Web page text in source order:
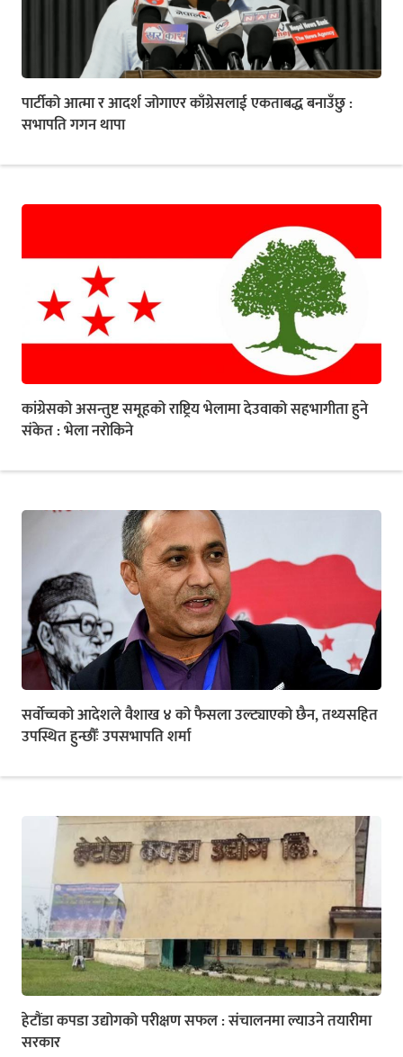
पार्टीको आत्मा र आदर्श जोगाएर काँग्रेसलाई एकताबद्ध बनाउँछु :
सभापति गगन थापा
कांग्रेसको असन्तुष्ट समूहको राष्ट्रिय भेलामा देउवाको सहभागीता हुने
संकेत : भेला नरोकिने
सर्वोच्चको आदेशले वैशाख ४ को फैसला उल्ट्याएको छैन, तथ्यसहित
उपस्थित हुन्छौँः उपसभापति शर्मा
हेटौंडा कपडा उद्योगको परीक्षण सफल : संचालनमा ल्याउने तयारीमा
सरकार